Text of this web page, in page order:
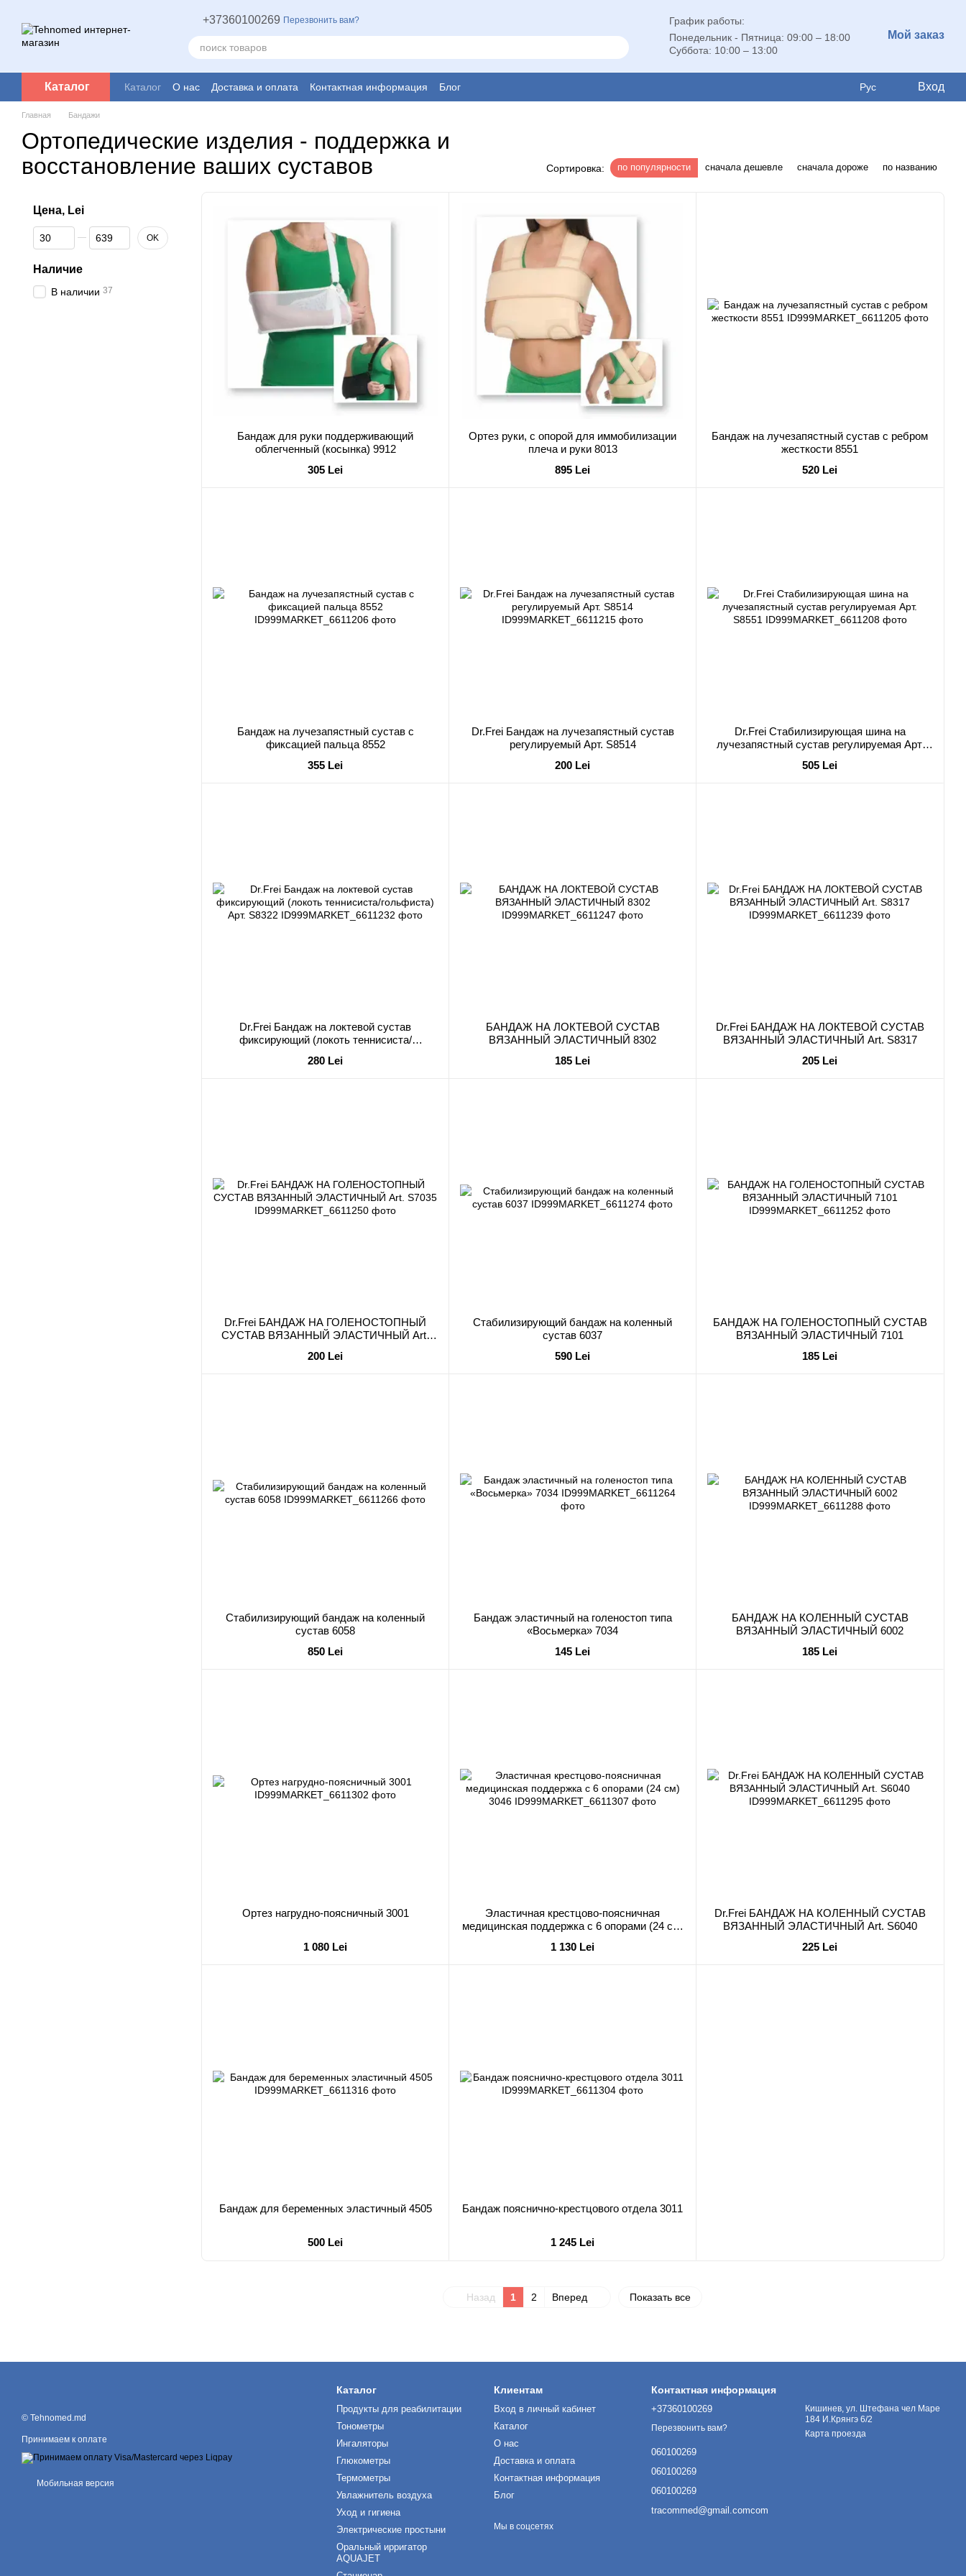
+37360100269 Перезвонить вам?
График работы:
Понедельник - Пятница: 09:00 – 18:00
Суббота: 10:00 – 13:00
Мой заказ
Каталог Каталог О нас Доставка и оплата Контактная информация Блог Рус Вход
Главная Бандажи
Ортопедические изделия - поддержка и
восстановление ваших суставов
Сортировка: по популярности сначала дешевле сначала дороже по названию
Бандаж для руки поддерживающий
облегченный (косынка) 9912
305 Lei
Ортез руки, с опорой для иммобилизации
плеча и руки 8013
895 Lei
Бандаж на лучезапястный сустав с ребром
жесткости 8551
520 Lei
Бандаж на лучезапястный сустав с
фиксацией пальца 8552
355 Lei
Dr.Frei Бандаж на лучезапястный сустав
регулируемый Арт. S8514
200 Lei
Dr.Frei Стабилизирующая шина на
лучезапястный сустав регулируемая Арт.
505 Lei
Dr.Frei Бандаж на локтевой сустав
фиксирующий (локоть теннисиста/
280 Lei
БАНДАЖ НА ЛОКТЕВОЙ СУСТАВ
ВЯЗАННЫЙ ЭЛАСТИЧНЫЙ 8302
185 Lei
Dr.Frei БАНДАЖ НА ЛОКТЕВОЙ СУСТАВ
ВЯЗАННЫЙ ЭЛАСТИЧНЫЙ Art. S8317
205 Lei
Dr.Frei БАНДАЖ НА ГОЛЕНОСТОПНЫЙ
СУСТАВ ВЯЗАННЫЙ ЭЛАСТИЧНЫЙ Art.
200 Lei
Стабилизирующий бандаж на коленный
сустав 6037
590 Lei
БАНДАЖ НА ГОЛЕНОСТОПНЫЙ СУСТАВ
ВЯЗАННЫЙ ЭЛАСТИЧНЫЙ 7101
185 Lei
Стабилизирующий бандаж на коленный
сустав 6058
850 Lei
Бандаж эластичный на голеностоп типа
«Восьмерка» 7034
145 Lei
БАНДАЖ НА КОЛЕННЫЙ СУСТАВ
ВЯЗАННЫЙ ЭЛАСТИЧНЫЙ 6002
185 Lei
Ортез нагрудно-поясничный 3001
1 080 Lei
Эластичная крестцово-поясничная
медицинская поддержка с 6 опорами (24 см)
1 130 Lei
Dr.Frei БАНДАЖ НА КОЛЕННЫЙ СУСТАВ
ВЯЗАННЫЙ ЭЛАСТИЧНЫЙ Art. S6040
225 Lei
Бандаж для беременных эластичный 4505
500 Lei
Бандаж пояснично-крестцового отдела 3011
1 245 Lei
Назад 1 2 Вперед Показать все
Цена, Lei
От Цена, Lei
До Цена, Lei OK
Наличие
В наличии 37
© Tehnomed.md
Принимаем к оплате
Мобильная версия
Каталог
Продукты для реабилитации
Тонометры
Ингаляторы
Глюкометры
Термометры
Увлажнитель воздуха
Уход и гигиена
Электрические простыни
Оральный ирригатор
AQUAJET
Клиентам
Вход в личный кабинет
Каталог
О нас
Доставка и оплата
Контактная информация
Блог
Мы в соцсетях
Контактная информация
+37360100269
Перезвонить вам?
060100269
060100269
060100269
tracommed@gmail.comcom
Кишинев, ул. Штефана чел Маре
184 И.Крянгэ 6/2
Карта проезда